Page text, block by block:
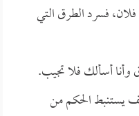
فسرد الطرق التي
وأنا أسألك فلا تجيب.
يستنبط الحكم من